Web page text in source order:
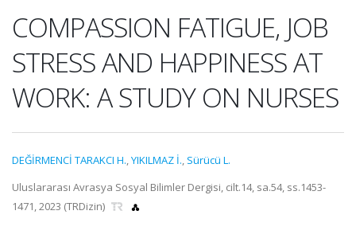
COMPASSION FATIGUE, JOB
STRESS AND HAPPINESS AT
WORK: A STUDY ON NURSES
DEĞİRMENCİ TARAKCI H.,YIKILMAZ İ., Sürücü L.
Uluslararası Avrasya Sosyal Bilimler Dergisi, cilt.14, sa.54, ss.1453-
1471, 2023 (TRDizin)